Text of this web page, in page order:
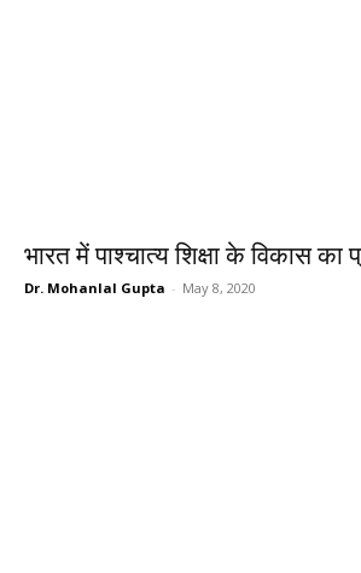
भारत में पाश्चात्य शिक्षा के विकास
Dr. Mohanlal Gupta - May 8, 2020